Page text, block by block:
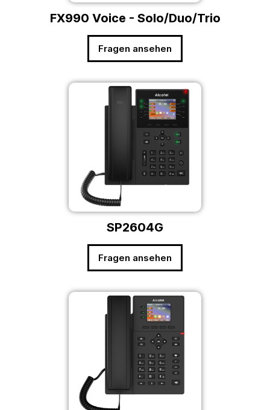
FX990 Voice - Solo/Duo/Trio
Fragen ansehen
SP2604G
Fragen ansehen